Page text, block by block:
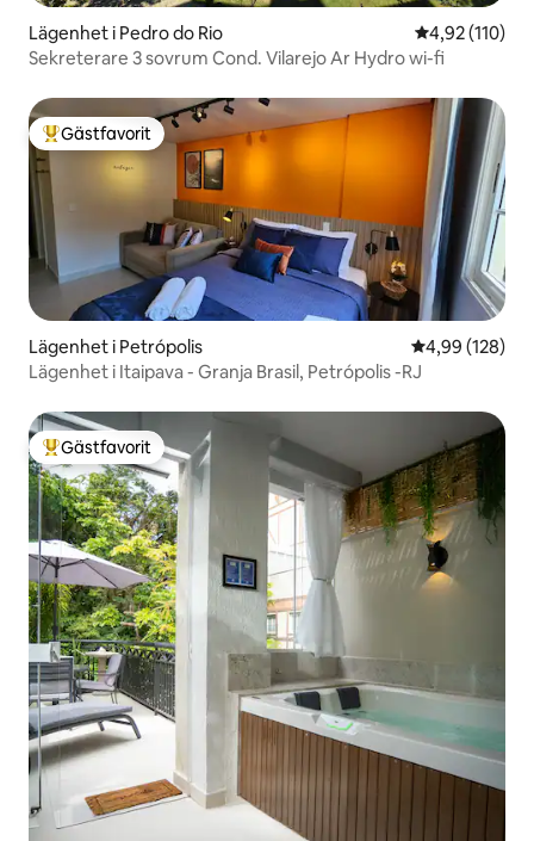
Lägenhet i Pedro do Rio 4,92 av 5 i
4,92 (110)
Sekreterare 3 sovrum Cond. Vilarejo Ar Hydro wi-fi
Populär gästfavorit
Gästfavorit
Lägenhet i Petrópolis 4,99 av 5 i
4,99 (128)
Lägenhet i Itaipava - Granja Brasil, Petrópolis -RJ
Populär gästfavorit
Gästfavorit